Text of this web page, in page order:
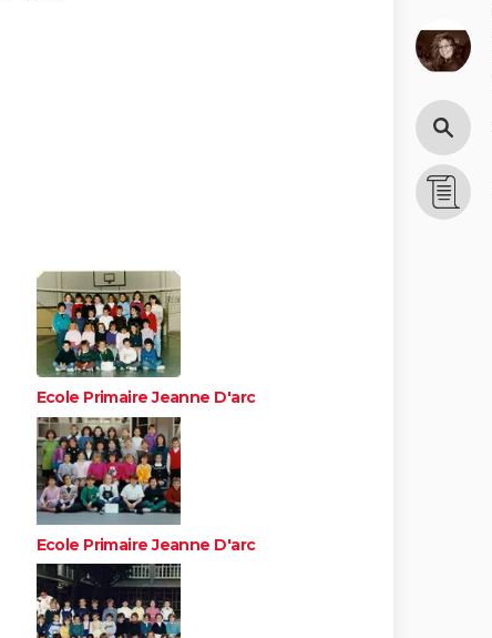
Ecole Primaire Jeanne D'arc
Ecole Primaire Jeanne D'arc